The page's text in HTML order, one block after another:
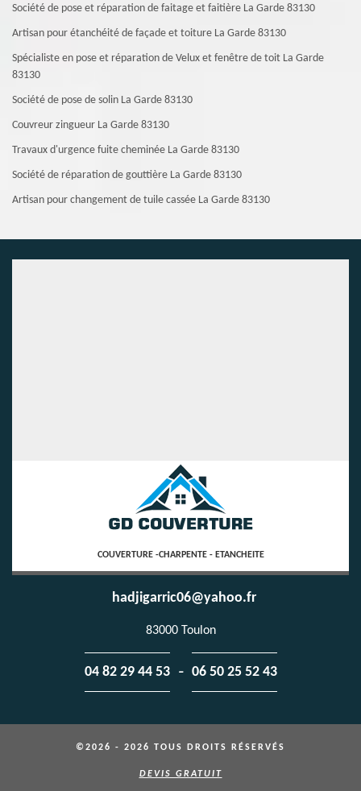
Société de pose et réparation de faitage et faitière La Garde 83130
Artisan pour étanchéité de façade et toiture La Garde 83130
Spécialiste en pose et réparation de Velux et fenêtre de toit La Garde
83130
Société de pose de solin La Garde 83130
Couvreur zingueur La Garde 83130
Travaux d'urgence fuite cheminée La Garde 83130
Société de réparation de gouttière La Garde 83130
Artisan pour changement de tuile cassée La Garde 83130
COUVERTURE -CHARPENTE - ETANCHEITE
hadjigarric06@yahoo.fr
83000 Toulon
04 82 29 44 53 - 06 50 25 52 43
©2026 - 2026 TOUS DROITS RÉSERVÉS
DEVIS GRATUIT